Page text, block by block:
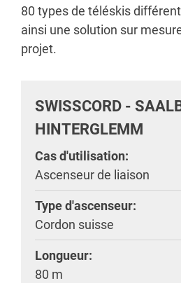
80 types de téléskis
ainsi une solution sur
projet.
SWISSCORD -
HINTERGLEMM
Cas d'utilisation:
Ascenseur de liaison
Type d'ascenseur:
Cordon suisse
Longueur:
80 m